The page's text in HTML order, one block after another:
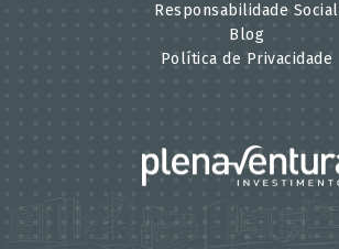
Responsabilidade Social
Blog
Política de Privacidade